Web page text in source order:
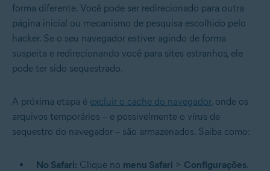
forma diferente. Você pode ser redirecionado para outra
página inicial ou mecanismo de pesquisa escolhido pelo
hacker. Se o seu navegador estiver agindo de forma
suspeita e redirecionando você para sites estranhos, ele
pode ter sido sequestrado.
A próxima etapa é excluir o cache do navegador, onde os
arquivos temporários – e possivelmente o vírus de
sequestro do navegador – são armazenados. Saiba como:
No Safari: Clique no menu Safari > Configurações.